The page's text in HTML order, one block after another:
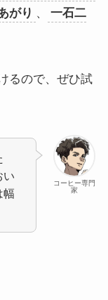
がり 、
一石二
るので、ぜひ試
コーヒー専門
家
い
幅